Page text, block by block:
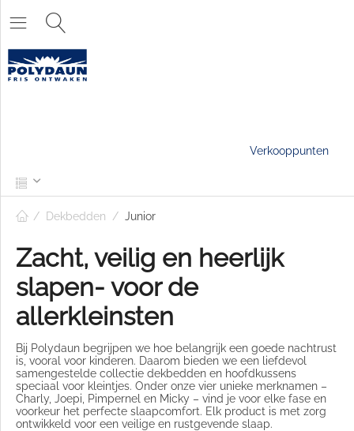
Verkooppunten
/ Dekbedden / Junior
Zacht, veilig en heerlijk
slapen- voor de
allerkleinsten
Bij Polydaun begrijpen we hoe belangrijk een goede nachtrust
is, vooral voor kinderen. Daarom bieden we een liefdevol
samengestelde collectie dekbedden en hoofdkussens
speciaal voor kleintjes. Onder onze vier unieke merknamen –
Charly, Joepi, Pimpernel en Micky – vind je voor elke fase en
voorkeur het perfecte slaapcomfort. Elk product is met zorg
ontwikkeld voor een veilige en rustgevende slaap.